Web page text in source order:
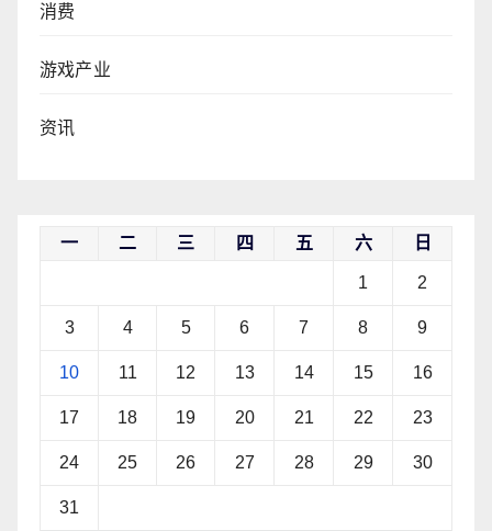
消费
游戏产业
资讯
一 二 三 四 五 六 日
1 2
3 4 5 6 7 8 9
10 11 12 13 14 15 16
17 18 19 20 21 22 23
24 25 26 27 28 29 30
31